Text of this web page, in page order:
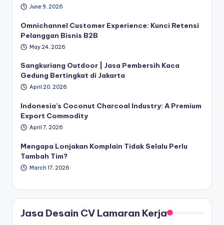
June 9, 2026
Omnichannel Customer Experience: Kunci Retensi
Pelanggan Bisnis B2B
May 24, 2026
Sangkuriang Outdoor | Jasa Pembersih Kaca
Gedung Bertingkat di Jakarta
April 20, 2026
Indonesia’s Coconut Charcoal Industry: A Premium
Export Commodity
April 7, 2026
Mengapa Lonjakan Komplain Tidak Selalu Perlu
Tambah Tim?
March 17, 2026
Jasa Desain CV Lamaran Kerja